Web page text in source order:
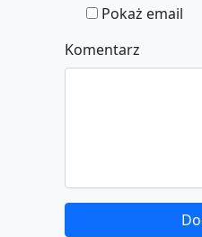
Pokaż email
Komentarz